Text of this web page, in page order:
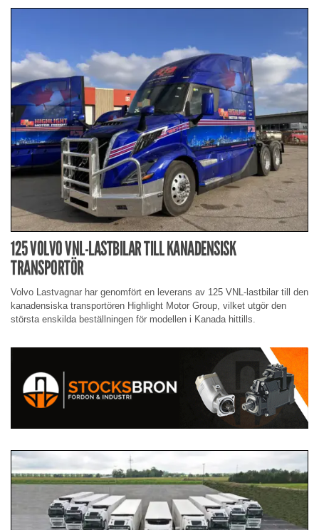
125 VOLVO VNL-LASTBILAR TILL KANADENSISK
TRANSPORTÖR
Volvo Lastvagnar har genomfört en leverans av 125 VNL-lastbilar till den
kanadensiska transportören Highlight Motor Group, vilket utgör den
största enskilda beställningen för modellen i Kanada hittills.